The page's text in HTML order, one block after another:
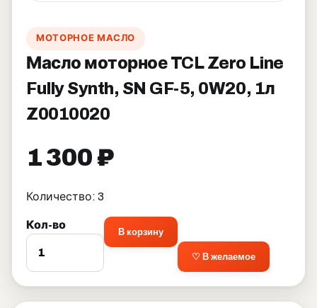
МОТОРНОЕ МАСЛО
Масло моторное TCL Zero Line
Fully Synth, SN GF-5, 0W20, 1л
Z0010020
1 300 ₽
Количество: 3
Кол-во
В корзину
♡ В желаемое